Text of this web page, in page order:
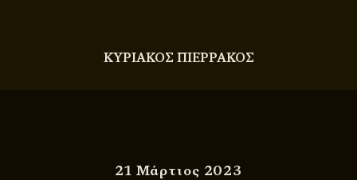
ΚΥΡΙΑΚΟΣ ΠΙΕΡΡΑΚΟΣ
21 Μάρτιος 2023